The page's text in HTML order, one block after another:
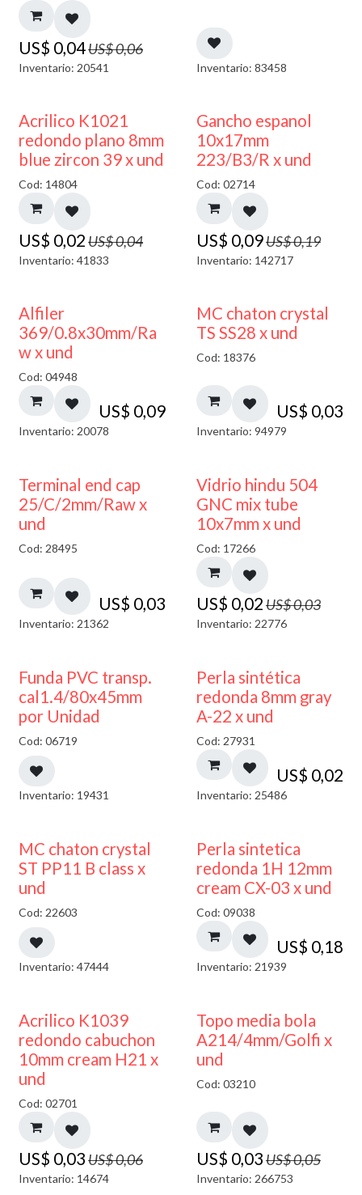
US$ 0,04US$0,06
Inventario: 20541 Inventario: 83458
50% DESCUENTO
Acrilico K1021
redondo plano 8mm
blue zircon 39 x und
Cod: 14804
US$ 0,02US$0,04
Inventario: 41833
50% DESCUENTO
Gancho espanol
10x17mm
223/B3/R x und
Cod: 02714
US$ 0,09US$0,19
Inventario: 142717
Alfiler
369/0.8x30mm/Ra
w x und
Cod: 04948
US$ 0,09
Inventario: 20078
MC chaton crystal
TS SS28 x und
Cod: 18376
US$ 0,03
Inventario: 94979
Terminal end cap
25/C/2mm/Raw x
und
Cod: 28495
US$ 0,03
Inventario: 21362
40% DESCUENTO
Vidrio hindu 504
GNC mix tube
10x7mm x und
Cod: 17266
US$ 0,02US$0,03
Inventario: 22776
Funda PVC transp.
cal1.4/80x45mm
por Unidad
Cod: 06719
Inventario: 19431
Perla sintética
redonda 8mm gray
A-22 x und
Cod: 27931
US$ 0,02
Inventario: 25486
MC chaton crystal
ST PP11 B class x
und
Cod: 22603
Inventario: 47444
Perla sintetica
redonda 1H 12mm
cream CX-03 x und
Cod: 09038
US$ 0,18
Inventario: 21939
50% DESCUENTO
Acrilico K1039
redondo cabuchon
10mm cream H21 x
und
Cod: 02701
US$ 0,03US$0,06
Inventario: 14674
40% DESCUENTO
Topo media bola
A214/4mm/Golfi x
und
Cod: 03210
US$ 0,03US$0,05
Inventario: 266753